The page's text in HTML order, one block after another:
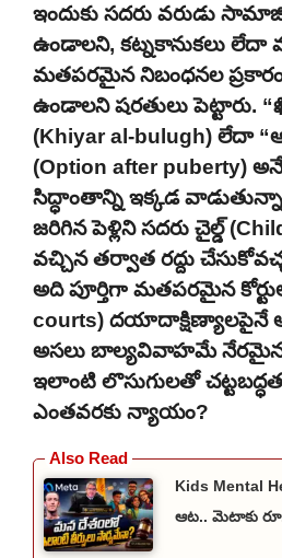
ఇందుకు సదరు వరుడు
ఉండాలని, కట్నకానుకలు లేదా
మతపరమైన నిబంధనల ప్రకారం
ఉండాలని షరతులు పెట్టారు.
(Khiyar al-bulugh) లేదా
(Option after puberty)
సిద్ధాంతాన్ని ఇక్కడ
జరిగిన పెళ్లిని సదరు చైల్డ్
వచ్చిన తర్వాత రద్దు
అది పూర్తిగా మతపరమైన
courts) దయాదాక్షిణ్యాలపైనే
అసలు బాల్యవివాహమే
ఇలాంటి లొసుగులతో
ఎంతవరకు న్యాయం?
Kids Mental
ఆట.. మెటాకు